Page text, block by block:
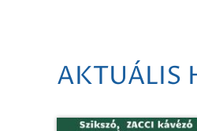
AKTUÁLIS